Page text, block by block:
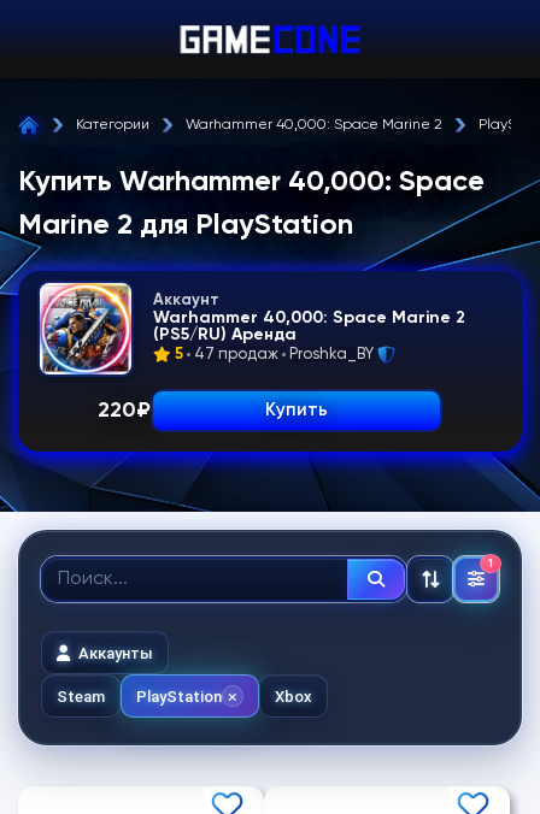
Категории Warhammer 40,000: Space Marine 2
Купить Warhammer 40,000: Space
Marine 2 для PlayStation
Аккаунт
Warhammer 40,000: Space Marine 2
(PS5/RU) Аренда
5 47 продаж Proshka_BY
220₽ Купить
1
Аккаунты
Steam PlayStation Xbox